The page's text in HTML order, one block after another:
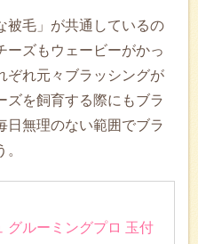
被毛」が共通しているの
ーズもウェービーがかっ
ぞれ元々ブラッシングが
ズを飼育する際にもブラ
日無理のない範囲でブラ
グルーミングプロ 玉付